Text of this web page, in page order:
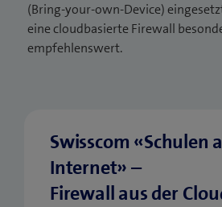
(Bring-your-own-Device)
eine cloudbasierte Firewall
empfehlenswert.
Swisscom «Schulen
Internet» –
Firewall aus der